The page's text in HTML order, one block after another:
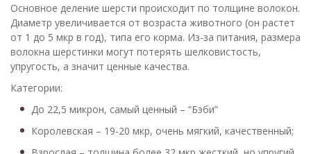
Основное деление шерсти происходит по толщине волокон.
Диаметр увеличивается от возраста животного (он растет
от 1 до 5 мкр в год), типа его корма. Из-за питания, размера
волокна шерстинки могут потерять шелковистость,
упругость, а значит ценные качества.
Категории:
До 22,5 микрон, самый ценный – “Бэби”
Королевская – 19-20 мкр, очень мягкий, качественный;